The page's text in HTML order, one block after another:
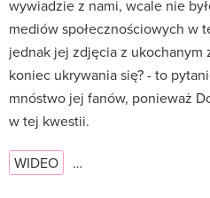
wywiadzie z nami, wcale nie
mediów społecznościowych w
jednak jej zdjęcia z ukochanym
koniec ukrywania się? - to
mnóstwo jej fanów, ponieważ
w tej kwestii.
WIDEO …